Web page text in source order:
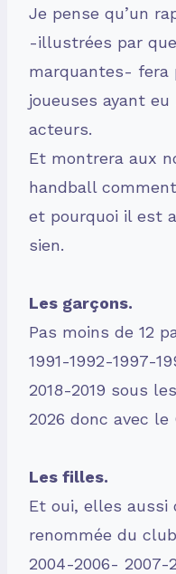
Je pense qu’un
-illustrées par
marquantes- fera
joueuses ayant
acteurs.
Et montrera aux
handball
et pourquoi il est
sien.
Les garçons.
Pas moins de 12
1991-1992-1997-
2018-2019 sous
2026 donc avec le
Les filles.
Et oui, elles aussi
renommée du
2004-2006- 2007-